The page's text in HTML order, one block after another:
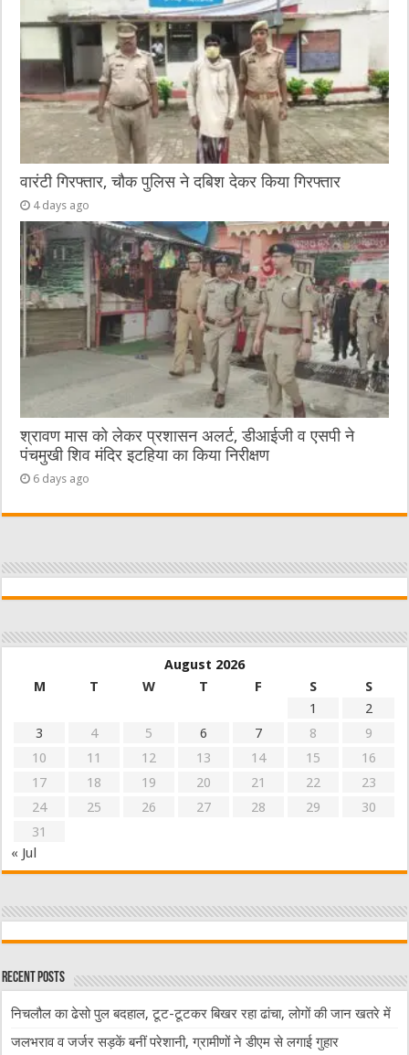
वारंटी गिरफ्तार, चौक पुलिस ने दबिश देकर किया गिरफ्तार
4 days ago
श्रावण मास को लेकर प्रशासन अलर्ट, डीआईजी व एसपी ने
पंचमुखी शिव मंदिर इटहिया का किया निरीक्षण
6 days ago
August 2026
M
T W T F S
S
1
2
3
4 5 6 7 8
9
10
11 12 13 14 15
16
17
18 19 20 21 22
23
24
25 26 27 28 29
30
31
« Jul
Recent Posts
निचलौल का ढेसो पुल बदहाल, टूट-टूटकर बिखर रहा ढांचा, लोगों की जान खतरे में
जलभराव व जर्जर सड़कें बनीं परेशानी, ग्रामीणों ने डीएम से लगाई गुहार